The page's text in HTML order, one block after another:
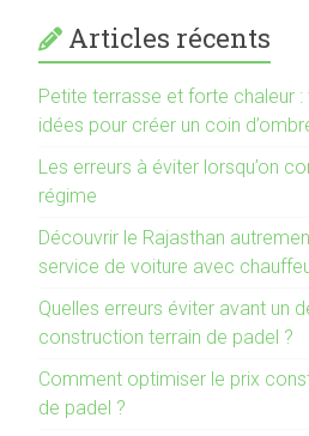
Articles récents
Petite terrasse et forte chaleur
idées pour créer un coin
Les erreurs à éviter lorsqu’on
régime
Découvrir le Rajasthan
service de voiture avec
Quelles erreurs éviter avant un
construction terrain de padel ?
Comment optimiser le prix
de padel ?